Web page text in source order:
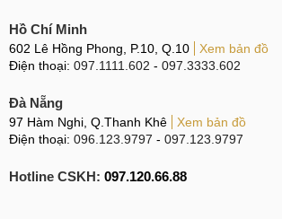
Hồ Chí Minh
602 Lê Hồng Phong, P.10, Q.10
Xem bản đồ
Điện thoại: 097.1111.602 - 097.3333.602
Đà Nẵng
97 Hàm Nghi, Q.Thanh Khê
Xem bản đồ
Điện thoại: 096.123.9797 - 097.123.9797
Hotline CSKH: 097.120.66.88